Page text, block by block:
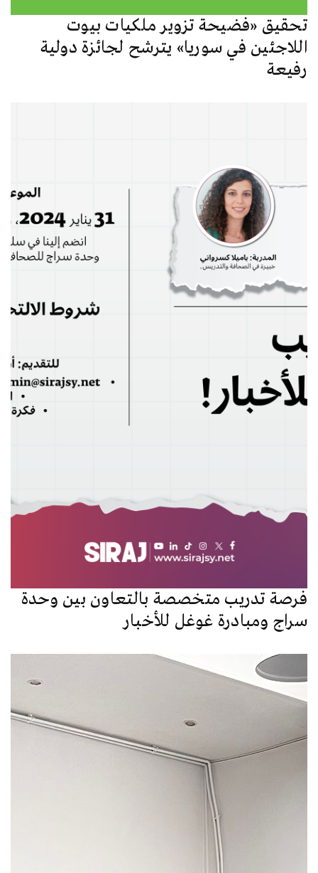
تحقيق «فضيحة تزوير ملكيات بيوت
اللاجئين في سوريا» يترشح لجائزة دولية
رفيعة
فرصة تدريب متخصصة بالتعاون بين وحدة
سراج ومبادرة غوغل للأخبار